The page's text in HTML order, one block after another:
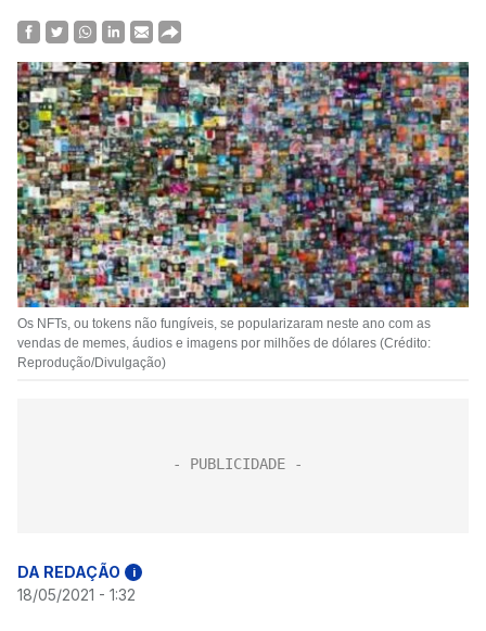
Os NFTs, ou tokens não fungíveis, se popularizaram neste ano com as
vendas de memes, áudios e imagens por milhões de dólares (Crédito:
Reprodução/Divulgação)
DA REDAÇÃO i
18/05/2021 - 1:32